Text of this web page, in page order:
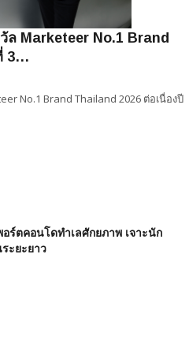
ล Marketeer No.1 Brand
3…
No.1 Brand Thailand 2026 ต่อเนื่องปี
ร์ตคอนโดทำเลศักยภาพ เจาะนัก
ะยะยาว